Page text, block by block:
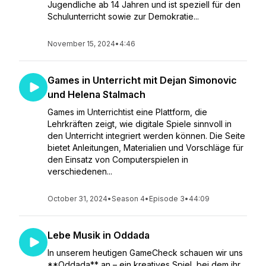
Jugendliche ab 14 Jahren und ist speziell für den
Schulunterricht sowie zur Demokratie...
November 15, 2024• 4:46
Games in Unterricht mit Dejan Simonovic
und Helena Stalmach
Games im Unterrichtist eine Plattform, die
Lehrkräften zeigt, wie digitale Spiele sinnvoll in
den Unterricht integriert werden können. Die Seite
bietet Anleitungen, Materialien und Vorschläge für
den Einsatz von Computerspielen in
verschiedenen...
October 31, 2024•Season 4• Episode 3• 44:09
Lebe Musik in Oddada
In unserem heutigen GameCheck schauen wir uns